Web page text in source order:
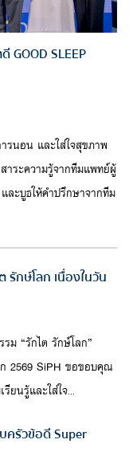
SLEEP
นอน และใส่ใจสุขภาพ
าระความรู้จากทีมแพทย์ผู้
ละบูธให้คำปรึกษาจากทีม
รักษ์โลก เนื่องในวัน
ม “รักไต รักษ์โลก”
ก 2569 SiPH ขอขอบคุณ
ยนรู้และใส่ใจ...
รัวข้อดี Super